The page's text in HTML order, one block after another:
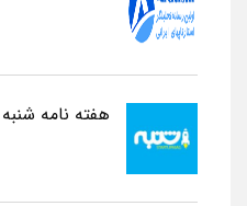
هفته نامه شنبه